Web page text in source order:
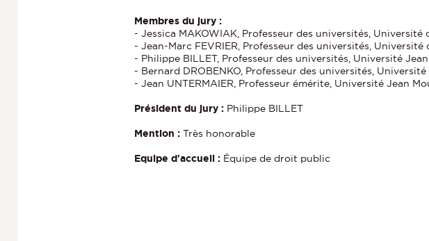
Membres du jury :
- Jessica MAKOWIAK, Professeur des universités, Université
- Jean-Marc FEVRIER, Professeur des universités, Université
- Philippe BILLET, Professeur des universités, Université
- Bernard DROBENKO, Professeur des universités,
- Jean UNTERMAIER, Professeur émérite, Université Jean
Président du jury : Philippe BILLET
Mention : Très honorable
Equipe d'accueil : Équipe de droit public